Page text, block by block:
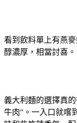
看到飲料單上有燕
醇濃厚，相當討喜。
義大利麵的選擇真
牛肉"。一入口就嚐